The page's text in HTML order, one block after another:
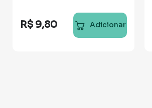
R$ 9,80 Adicionar